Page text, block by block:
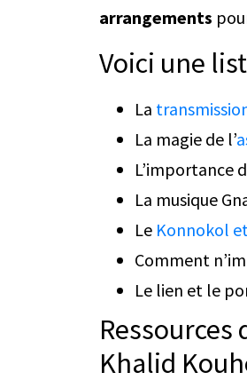
arrangements
Voici une
La
La magie de l’
L’importance
La musique
Le Konnokol
Comment
Le lien et le
Khalid